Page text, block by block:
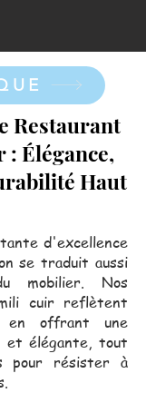
Restaurant
Élégance,
Haut
d'excellence
se traduit aussi
mobilier. Nos
cuir reflètent
en offrant une
et élégante, tout
pour résister à